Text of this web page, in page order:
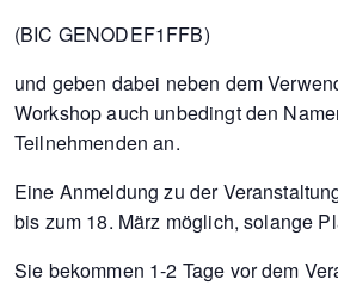
(BIC GENODEF1FFB)
und geben dabei neben dem
Workshop auch unbedingt den
Teilnehmenden an.
Eine Anmeldung zu der
bis zum 18. März möglich, solange
Sie bekommen 1-2 Tage vor dem